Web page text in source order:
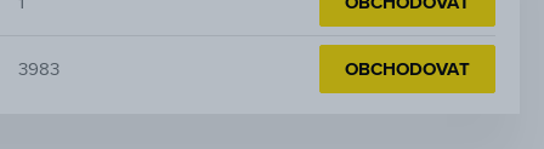
3983 OBCHODOVAT